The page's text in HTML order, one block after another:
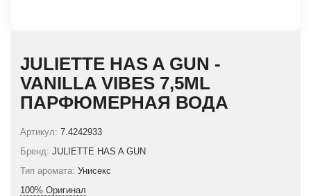
JULIETTE HAS A GUN -
VANILLA VIBES 7,5ML
ПАРФЮМЕРНАЯ ВОДА
Артикул: 7.4242933
Бренд: JULIETTE HAS A GUN
Тип аромата: Унисекс
100% Оригинал